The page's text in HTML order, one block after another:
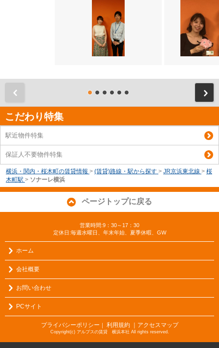
こだわり特集
駅近物件特集
保証人不要物件特集
横浜・関内・桜木町の賃貸情報 > (賃貸)路線・駅から探す > JR京浜東北線 > 桜
木町駅 > ソナーレ横浜
ページトップに戻る
営業時間:9：30～17：30
定休日:毎週水曜日、年末年始、夏季休暇、GW
ホーム
会社概要
お問い合わせ
PCサイト
プライバシーポリシー 利用規約 ｜アクセスマップ
Copyright(c) アルプスの賃貸 横浜本社 All rights reserved.